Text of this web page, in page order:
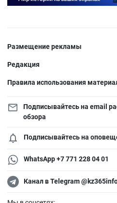
Размещение рекламы
Редакция
Правила использования
Подписывайтесь на email
обзора
Подписывайтесь на
WhatsApp +7 771 228 04 01
Канал в Telegram